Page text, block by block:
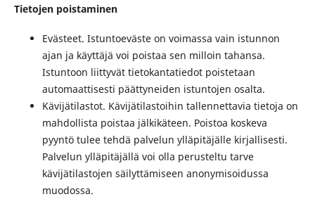
Tietojen poistaminen
Evästeet. Istuntoeväste on voimassa vain istunnon
ajan ja käyttäjä voi poistaa sen milloin tahansa.
Istuntoon liittyvät tietokantatiedot poistetaan
automaattisesti päättyneiden istuntojen osalta.
Kävijätilastot. Kävijätilastoihin tallennettavia tietoja on
mahdollista poistaa jälkikäteen. Poistoa koskeva
pyyntö tulee tehdä palvelun ylläpitäjälle kirjallisesti.
Palvelun ylläpitäjällä voi olla perusteltu tarve
kävijätilastojen säilyttämiseen anonymisoidussa
muodossa.